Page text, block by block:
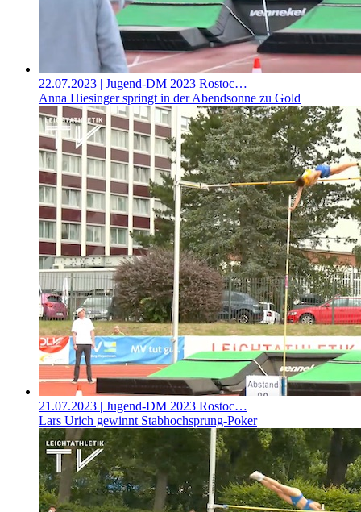
22.07.2023 | Jugend-DM 2023 Rostoc…
Anna Hiesinger springt in der Abendsonne zu Gold
21.07.2023 | Jugend-DM 2023 Rostoc…
Lars Urich gewinnt Stabhochsprung-Poker